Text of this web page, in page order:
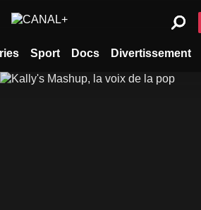
Sport Docs Divertissement